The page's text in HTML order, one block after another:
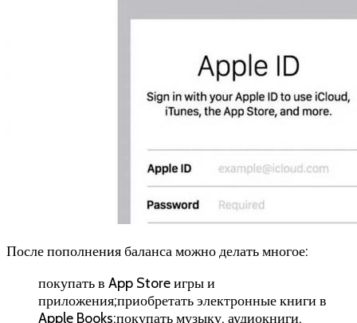
После пополнения баланса можно делать многое:
покупать в App Store игры и
приложения;приобретать электронные книги в
Apple Books;покупать музыку, аудиокниги,